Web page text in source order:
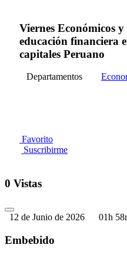
Viernes Económicos
educación financiera
capitales Peruano
Departamentos
Favorito
Suscribirme
0 Vistas
12 de Junio de 2026 01h
Embebido